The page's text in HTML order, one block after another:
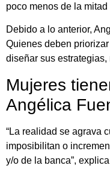
poco menos de la
Debido a lo anterior,
Quienes deben
diseñar sus
Mujeres
Angélica
“La realidad se agrava
imposibilitan o
y/o de la banca”,